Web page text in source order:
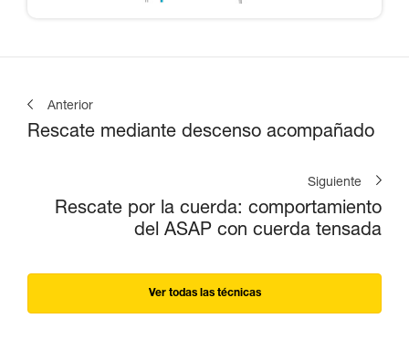
Anterior
Rescate mediante descenso acompañado
Siguiente
Rescate por la cuerda: comportamiento
del ASAP con cuerda tensada
Ver todas las técnicas